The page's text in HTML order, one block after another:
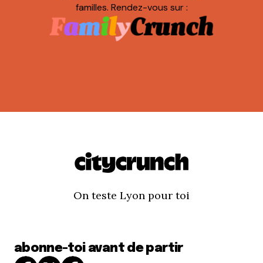
familles. Rendez-vous sur :
On teste Lyon pour toi
abonne-toi avant de partir